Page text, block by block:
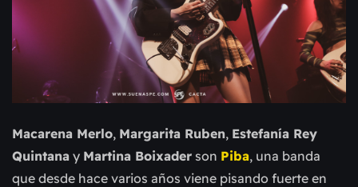
Macarena Merlo, Margarita Ruben, Estefanía Rey
Quintana y Martina Boixader son Piba, una banda
que desde hace varios años viene pisando fuerte en